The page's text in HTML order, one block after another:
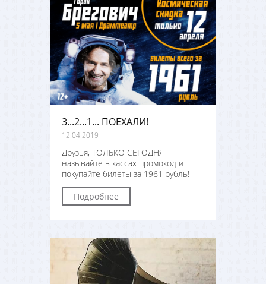
3...2...1... ПОЕХАЛИ!
12.04.2019
Друзья, ТОЛЬКО СЕГОДНЯ
называйте в кассах промокод и
покупайте билеты за 1961 рубль!
Подробнее